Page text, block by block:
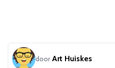
door Art Huiskes